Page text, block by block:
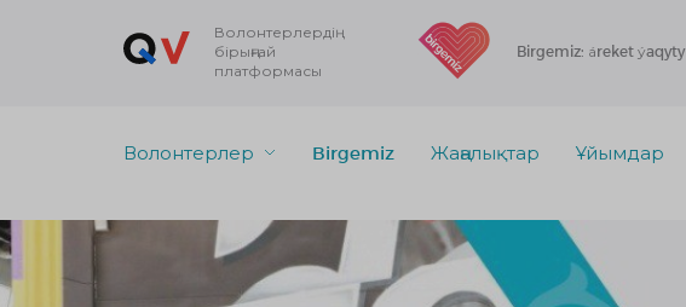
Волонтерлердің
бірыңғай
платформасы
Birgemiz: áreket ýaqyty
Волонтерлер Birgemiz Жаңалықтар Ұйымдар